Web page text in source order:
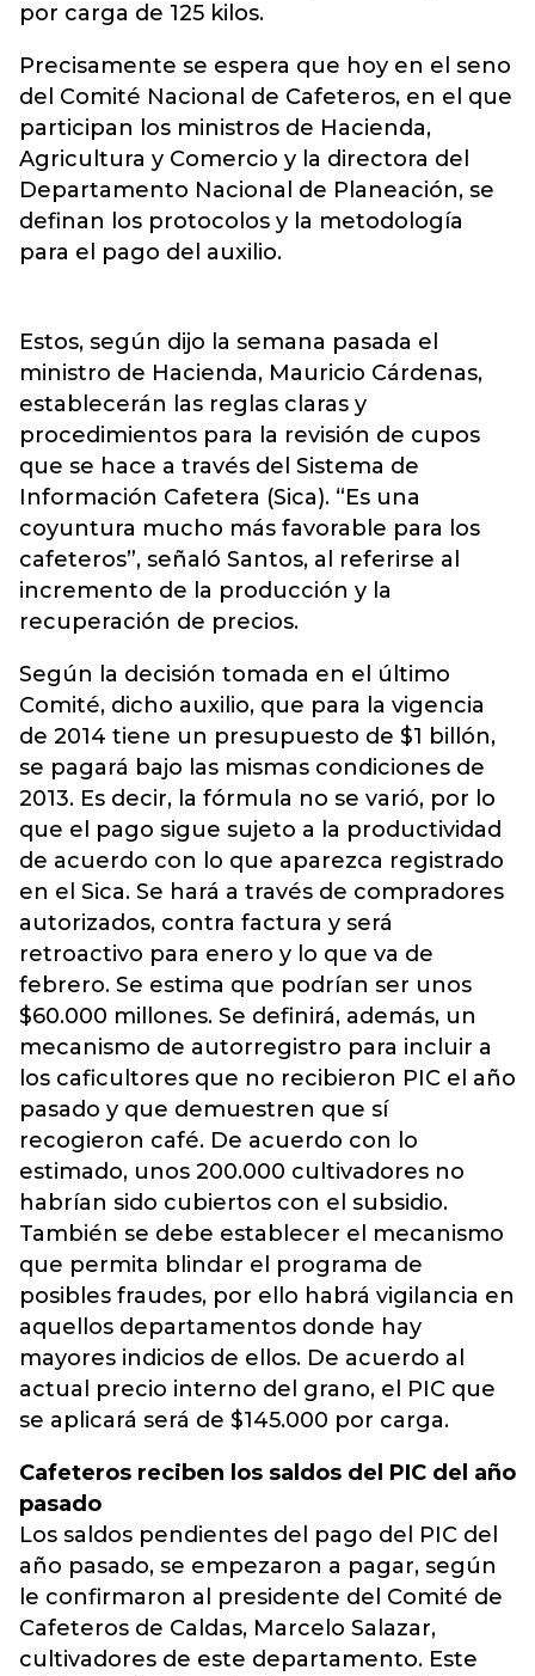
por carga de 125 kilos.
Precisamente se espera que hoy en el seno
del Comité Nacional de Cafeteros, en el que
participan los ministros de Hacienda,
Agricultura y Comercio y la directora del
Departamento Nacional de Planeación, se
definan los protocolos y la metodología
para el pago del auxilio.
Estos, según dijo la semana pasada el
ministro de Hacienda, Mauricio Cárdenas,
establecerán las reglas claras y
procedimientos para la revisión de cupos
que se hace a través del Sistema de
Información Cafetera (Sica). “Es una
coyuntura mucho más favorable para los
cafeteros”, señaló Santos, al referirse al
incremento de la producción y la
recuperación de precios.
Según la decisión tomada en el último
Comité, dicho auxilio, que para la vigencia
de 2014 tiene un presupuesto de $1 billón,
se pagará bajo las mismas condiciones de
2013. Es decir, la fórmula no se varió, por lo
que el pago sigue sujeto a la productividad
de acuerdo con lo que aparezca registrado
en el Sica. Se hará a través de compradores
autorizados, contra factura y será
retroactivo para enero y lo que va de
febrero. Se estima que podrían ser unos
$60.000 millones. Se definirá, además, un
mecanismo de autorregistro para incluir a
los caficultores que no recibieron PIC el año
pasado y que demuestren que sí
recogieron café. De acuerdo con lo
estimado, unos 200.000 cultivadores no
habrían sido cubiertos con el subsidio.
También se debe establecer el mecanismo
que permita blindar el programa de
posibles fraudes, por ello habrá vigilancia en
aquellos departamentos donde hay
mayores indicios de ellos. De acuerdo al
actual precio interno del grano, el PIC que
se aplicará será de $145.000 por carga.
Cafeteros reciben los saldos del PIC del año
pasado
Los saldos pendientes del pago del PIC del
año pasado, se empezaron a pagar, según
le confirmaron al presidente del Comité de
Cafeteros de Caldas, Marcelo Salazar,
cultivadores de este departamento. Este